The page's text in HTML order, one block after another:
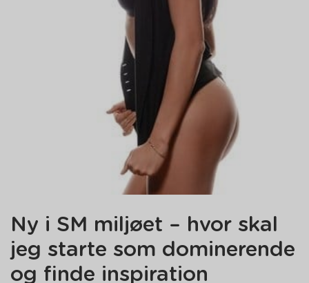
Ny i SM miljøet – hvor skal
jeg starte som dominerende
og finde inspiration